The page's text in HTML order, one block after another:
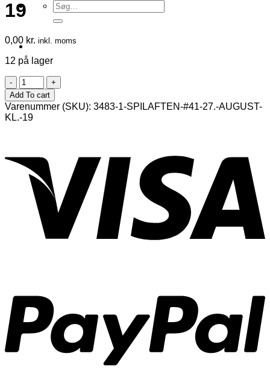
Søg
efter:
19
0,00 kr. inkl. moms
12 på lager
Spilaften
#41
27.
august
kl.
Add To cart
Varenummer (SKU): 3483-1-SPILAFTEN-#41-27.-AUGUST-
KL.-19